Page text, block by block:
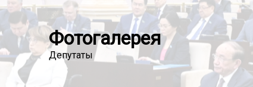
Фотогалерея
Депутаты